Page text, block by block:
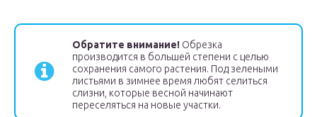
Обратите внимание! Обрезка
производится в большей степени с целью
сохранения самого растения. Под зелеными
листьями в зимнее время любят селиться
слизни, которые весной начинают
переселяться на новые участки.